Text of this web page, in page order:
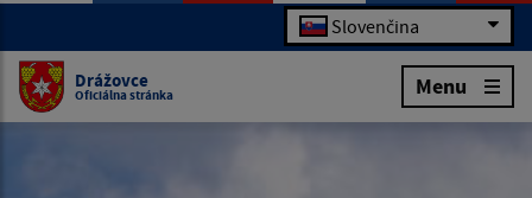
Slovenčina
Drážovce
Oficiálna stránka Menu